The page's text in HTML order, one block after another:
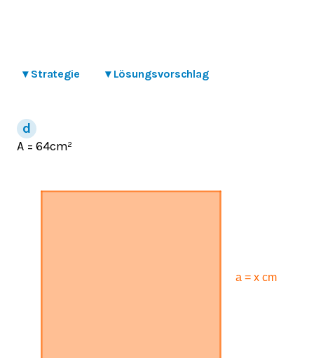
▾ Strategie ▾ Lösungsvorschlag
A = 64cm²